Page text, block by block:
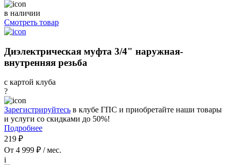
в наличии
Смотреть товар
Диэлектрическая муфта 3/4" наружная-
внутренняя резьба
с картой клуба
?
Зарегистрируйтесь в клубе ГПС и приобретайте наши товары
и услуги со скидками до 50%!
Подробнее
219 ₽
От 4 999 ₽ / мес.
i